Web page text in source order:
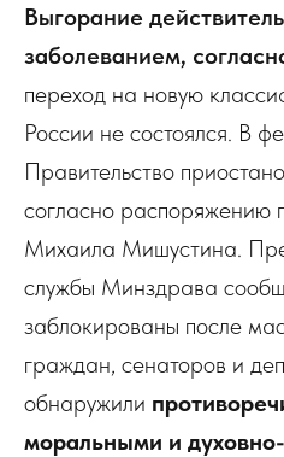
Выгорание
заболеванием,
переход на новую
России не состоялся. В
Правительство
согласно распоряжению
Михаила Мишустина.
службы Минздрава
заблокированы после
граждан, сенаторов и
обнаружили
моральными и